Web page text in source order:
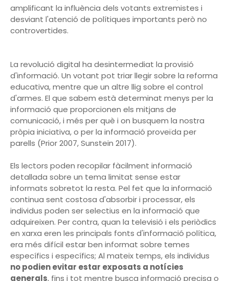
amplificant la influència dels votants extremistes i
desviant l'atenció de polítiques importants però no
controvertides.
La revolució digital ha desintermediat la provisió
d'informació. Un votant pot triar llegir sobre la reforma
educativa, mentre que un altre llig sobre el control
d'armes. El que sabem està determinat menys per la
informació que proporcionen els mitjans de
comunicació, i més per què i on busquem la nostra
pròpia iniciativa, o per la informació proveïda per
parells (Prior 2007, Sunstein 2017).
Els lectors poden recopilar fàcilment informació
detallada sobre un tema limitat sense estar
informats sobretot la resta. Pel fet que la informació
continua sent costosa d'absorbir i processar, els
individus poden ser selectius en la informació que
adquireixen. Per contra, quan la televisió i els periòdics
en xarxa eren les principals fonts d'informació política,
era més difícil estar ben informat sobre temes
específics i específics; Al mateix temps, els individus
no podien evitar estar exposats a notícies
generals, fins i tot mentre busca informació precisa o